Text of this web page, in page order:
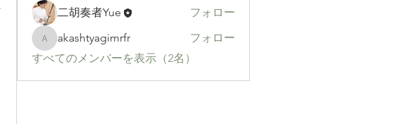
二胡奏者Yue
フォロー
akashtyagimrfr
akashtyagimrfr
フォロー
すべてのメンバーを表示（2名）